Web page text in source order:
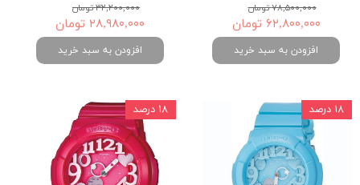
۷۸,۵۰۰,۰۰۰ تومان
۶۲,۸۰۰,۰۰۰ تومان
افزودن به سبد خرید
۳۲,۲۰۰,۰۰۰ تومان
۲۸,۹۸۰,۰۰۰ تومان
افزودن به سبد خرید
۱۸ درصد ۱۸ درصد